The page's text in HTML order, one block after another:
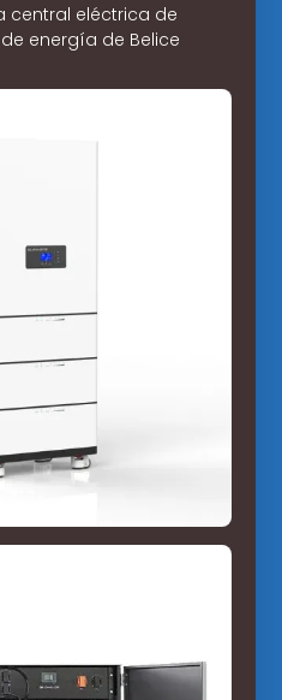
central eléctrica de
energía de Belice